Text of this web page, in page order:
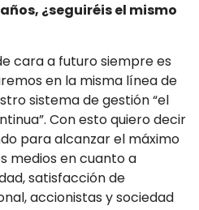
¿seguiréis el mismo
cara a futuro siempre es
en la misma línea de
sistema de gestión “el
Con esto quiero decir
para alcanzar el máximo
medios en cuanto a
satisfacción de
accionistas y sociedad